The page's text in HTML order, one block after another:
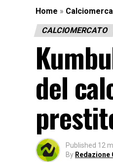
Home »
CALCIOMERCATO
del
Published 12
By Redazione